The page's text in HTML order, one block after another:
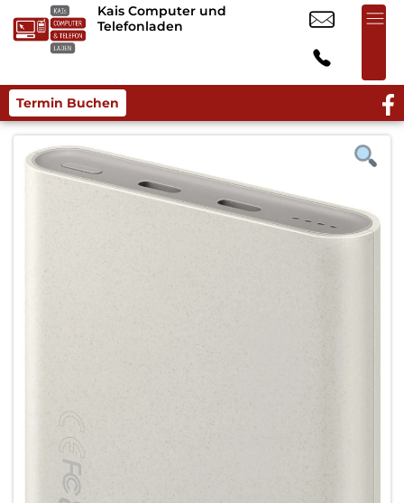
Kais Computer und
Telefonladen
Termin Buchen